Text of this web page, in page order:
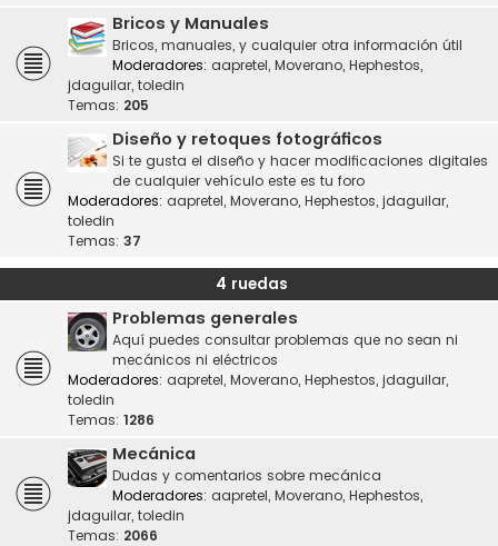
Bricos y Manuales
Bricos, manuales, y cualquier otra información útil
Moderadores: aapretel, Moverano, Hephestos,
jdaguilar, toledin
Temas: 205
Diseño y retoques fotográficos
Si te gusta el diseño y hacer modificaciones digitales
de cualquier vehículo este es tu foro
Moderadores: aapretel, Moverano, Hephestos, jdaguilar,
toledin
Temas: 37
4 ruedas
Problemas generales
Aquí puedes consultar problemas que no sean ni
mecánicos ni eléctricos
Moderadores: aapretel, Moverano, Hephestos, jdaguilar,
toledin
Temas: 1286
Mecánica
Dudas y comentarios sobre mecánica
Moderadores: aapretel, Moverano, Hephestos,
jdaguilar, toledin
Temas: 2066